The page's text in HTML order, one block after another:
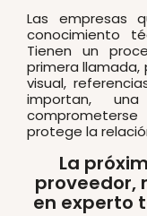
Las empresas
conocimiento
Tienen un
primera llamada,
visual,
importan,
protege la
La
proveedor,
en experto